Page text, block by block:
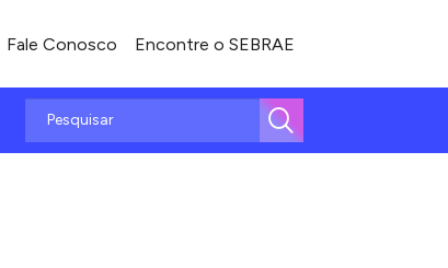
Fale Conosco Encontre o SEBRAE